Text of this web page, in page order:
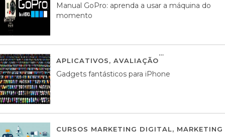
Manual GoPro: aprenda a usar a máquina do
momento
APLICATIVOS, AVALIAÇÃO
Gadgets fantásticos para iPhone
CURSOS MARKETING DIGITAL,